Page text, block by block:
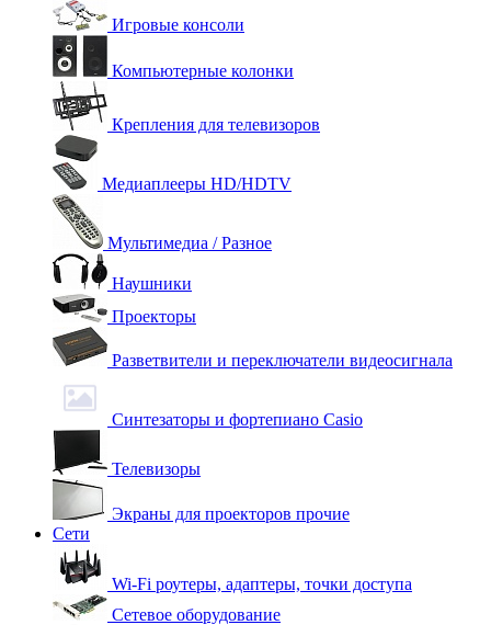
Игровые консоли
Компьютерные колонки
Крепления для телевизоров
Медиаплееры HD/HDTV
Мультимедиа / Разное
Наушники
Проекторы
Разветвители и переключатели видеосигнала
Синтезаторы и фортепиано Casio
Телевизоры
Экраны для проекторов прочие
Сети
Wi-Fi роутеры, адаптеры, точки доступа
Сетевое оборудование